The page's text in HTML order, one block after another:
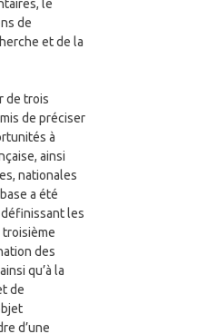
le
de
et de la
de trois
de préciser
à
ainsi
nationales
a été
les
troisième
des
qu’à la
de
d’une